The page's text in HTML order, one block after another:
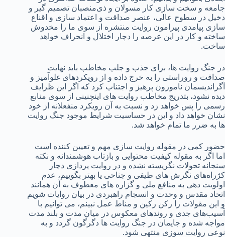
جامعه و سخت سازی کار مسولان و ذی‌منصبان تصمیم گیر و
دخیل در سطوح عالی، عنصر صداقت و اعتماد سازی و اقناع
سازی پیامدی پیرامون روایت منتشره از سوی ما را مخدوش
ساخته و کار در این عرصه را دچار اختلال و انحراف خواهد
ساخت.
در جنگ روایت ها، برای جذب و جلب مخاطب باید نهایت
صداقت و روراستی را به خرج داده و از رویکردهای غلوآمیز و
آگراندیسمان ناموزون پرهیز و اجتناب کرد که اگر این ظرایف
دیده نشود، بتدریج مخاطب روایت های اینچنینی از سوی منابع
رسمی را پس خواهد زد و نسبت به آن رویکرد منفعلانه از خود
نشان خواهد داد و این در حساسیت شرایط موجود جنگ روایت
ها به ضرر ما تمام خواهد شد.
حضور کمی در مقوله روایت سازی مهم و تعیین کننده است
اما اگر به مقوله کیفیت محتوایی و بازتاب هوشمندانه و نکته
سنجانه تحولات نگریسته نشده و در روایت پردازی دچار
کژراه‌های نگرش های طیفی و جناحی یا بهتر بگوییم، عدم
اولویت دهی به منافع ملی و گزاره های معطوف به آن همانند
اتحاد مقدس و وحدت و انسجام راهبردی در بیان روایات شویم
و این مقولات را رکن رکین و مناط عمل نبینم، می توانیم با
آسیب‌های جدی و روندهای معکوس در میان مدت و بلند مدت
مواجه شده و جایمان در جنگ روایت ها دگرگون گردد و به
نوعی روایت سوزی منتهی شود.